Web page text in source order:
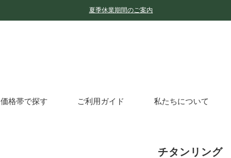
夏季休業期間のご案内
価格帯で探す ご利用ガイド 私たちについて
チタンリング